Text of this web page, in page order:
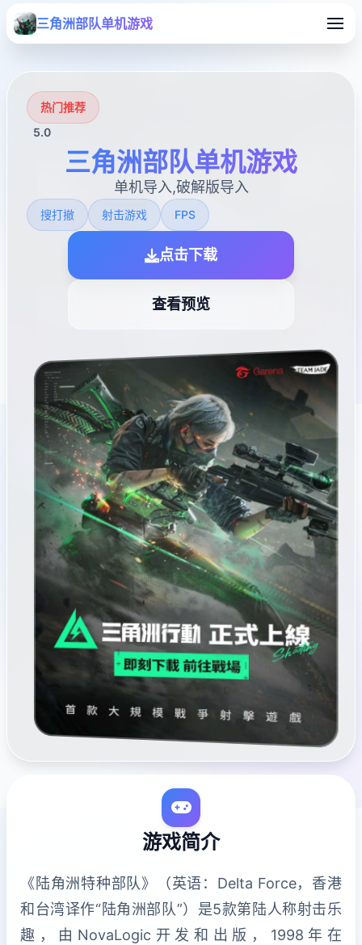
三角洲部队单机游戏
热门推荐
5.0
三角洲部队单机游戏
单机导入,破解版导入
搜打撤 射击游戏 FPS
点击下载
查看预览
游戏简介
《陆角洲特种部队》（英语：Delta Force，香港
和台湾译作“陆角洲部队”）是5款第陆人称射击乐
趣，由NovaLogic开发和出版，1998年在